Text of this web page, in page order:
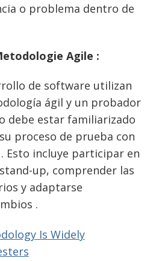
o problema dentro de
Agile :
de software utilizan
ágil y un probador
debe estar familiarizado
proceso de prueba con
Esto incluye participar en
up, comprender las
y adaptarse
.